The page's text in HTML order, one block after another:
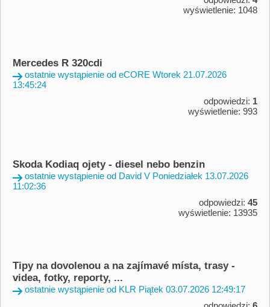
wyświetlenie: 1048
Mercedes R 320cdi
ostatnie wystąpienie od eCORE Wtorek 21.07.2026
13:45:24
odpowiedzi: 1
wyświetlenie: 993
Skoda Kodiaq ojety - diesel nebo benzin
ostatnie wystąpienie od David V Poniedziałek 13.07.2026
11:02:36
odpowiedzi: 45
wyświetlenie: 13935
Tipy na dovolenou a na zajímavé místa, trasy -
videa, fotky, reporty, ...
ostatnie wystąpienie od KLR Piątek 03.07.2026 12:49:17